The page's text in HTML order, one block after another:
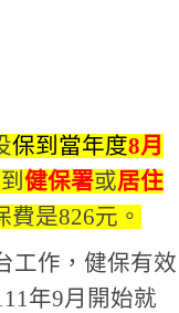
保到當年度8月
健保署或居住
費是826元。
工作，健保有效
年9月開始就